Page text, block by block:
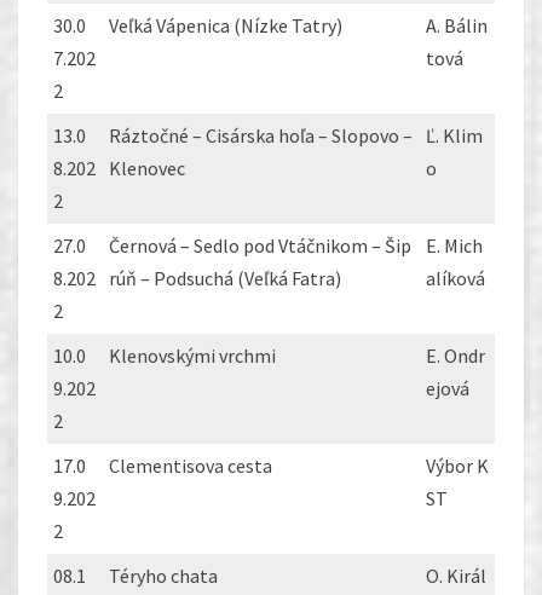
30.0
7.202
2
Veľká Vápenica (Nízke Tatry)
A. Bálin
tová
13.0
8.202
2
Ráztočné – Cisárska hoľa – Slopovo –
Klenovec
Ľ. Klim
o
27.0
8.202
2
Černová – Sedlo pod Vtáčnikom – Šip
rúň – Podsuchá (Veľká Fatra)
E. Mich
alíková
10.0
9.202
2
Klenovskými vrchmi
E. Ondr
ejová
17.0
9.202
2
Clementisova cesta
Výbor K
ST
08.1
Téryho chata
O. Királ